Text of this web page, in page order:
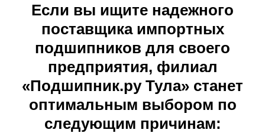
Если вы ищите надежного
поставщика импортных
подшипников для своего
предприятия, филиал
«Подшипник.ру Тула» станет
оптимальным выбором по
следующим причинам: